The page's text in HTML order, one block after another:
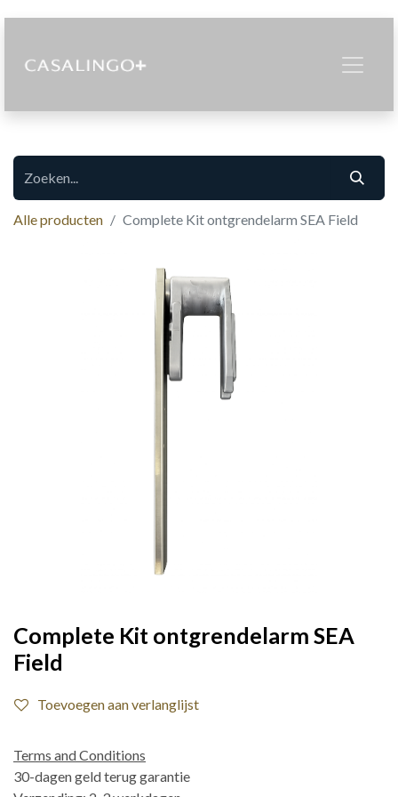
Alle producten Complete Kit ontgrendelarm SEA Field
Complete Kit ontgrendelarm SEA
Field
Toevoegen aan verlanglijst
Terms and Conditions
30-dagen geld terug garantie